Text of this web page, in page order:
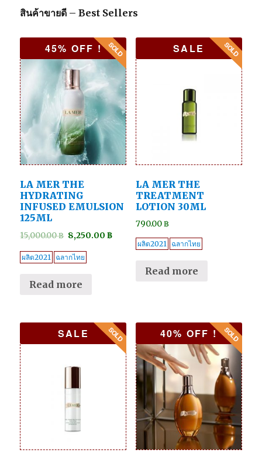
สินค้าขายดี – Best Sellers
45% OFF !
LA MER THE
HYDRATING
INFUSED EMULSION
125ML
15,000.00฿ 8,250.00 ฿
ผลิต2021 ฉลากไทย
Read more
SALE
LA MER THE
TREATMENT
LOTION 30ML
790.00฿
ผลิต2021 ฉลากไทย
Read more
SALE 40% OFF !